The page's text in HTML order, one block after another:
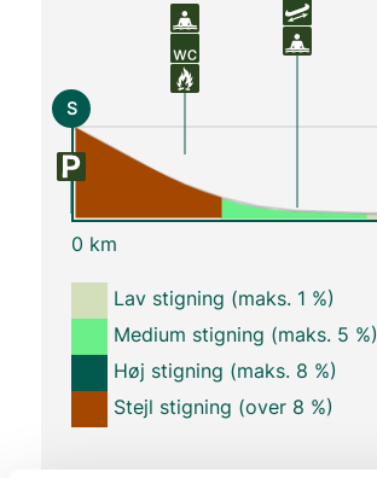
S
0 km
Lav stigning (maks. 1 %)
Medium stigning (maks. 5 %)
Høj stigning (maks. 8 %)
Stejl stigning (over 8 %)